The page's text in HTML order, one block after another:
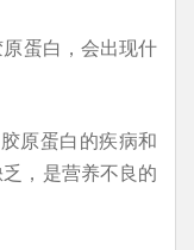
蛋白，会出现什
原蛋白的疾病和
，是营养不良的